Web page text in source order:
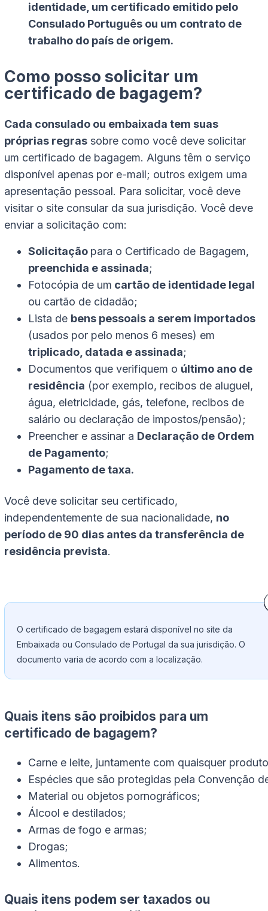
identidade, um certificado emitido pelo
Consulado Português ou um contrato de
trabalho do país de origem.
Como posso solicitar um
certificado de bagagem?
Cada consulado ou embaixada tem suas
próprias regras sobre como você deve solicitar
um certificado de bagagem. Alguns têm o serviço
disponível apenas por e-mail; outros exigem uma
apresentação pessoal. Para solicitar, você deve
visitar o site consular da sua jurisdição. Você deve
enviar a solicitação com:
Solicitação para o Certificado de Bagagem,
preenchida e assinada;
Fotocópia de um cartão de identidade legal
ou cartão de cidadão;
Lista de bens pessoais a serem importados
(usados por pelo menos 6 meses) em
triplicado, datada e assinada;
Documentos que verifiquem o último ano de
residência (por exemplo, recibos de aluguel,
água, eletricidade, gás, telefone, recibos de
salário ou declaração de impostos/pensão);
Preencher e assinar a Declaração de Ordem
de Pagamento;
Pagamento de taxa.
Você deve solicitar seu certificado,
independentemente de sua nacionalidade, no
período de 90 dias antes da transferência de
residência prevista.
O certificado de bagagem estará disponível no site da
Embaixada ou Consulado de Portugal da sua jurisdição. O
documento varia de acordo com a localização.
Quais itens são proibidos para um
certificado de bagagem?
Carne e leite, juntamente com quaisquer
Espécies que são protegidas pela Convenção
Material ou objetos pornográficos;
Álcool e destilados;
Armas de fogo e armas;
Drogas;
Alimentos.
Quais itens podem ser taxados ou